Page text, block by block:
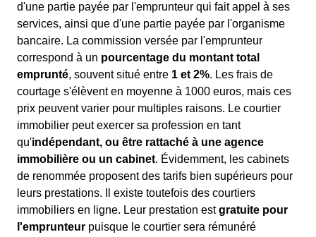
d'une partie payée par l'emprunteur qui fait appel à ses
services, ainsi que d'une partie payée par l'organisme
bancaire. La commission versée par l'emprunteur
correspond à un pourcentage du montant total
emprunté, souvent situé entre 1 et 2%. Les frais de
courtage s'élèvent en moyenne à 1000 euros, mais ces
prix peuvent varier pour multiples raisons. Le courtier
immobilier peut exercer sa profession en tant
qu'indépendant, ou être rattaché à une agence
immobilière ou un cabinet. Évidemment, les cabinets
de renommée proposent des tarifs bien supérieurs pour
leurs prestations. Il existe toutefois des courtiers
immobiliers en ligne. Leur prestation estgratuite pour
l'emprunteur puisque le courtier sera rémunéré